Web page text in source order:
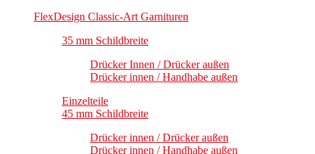
FlexDesign Classic-Art Garnituren
35 mm Schildbreite
Drücker Innen / Drücker außen
Drücker innen / Handhabe außen
Einzelteile
45 mm Schildbreite
Drücker innen / Drücker außen
Drücker innen / Handhabe außen